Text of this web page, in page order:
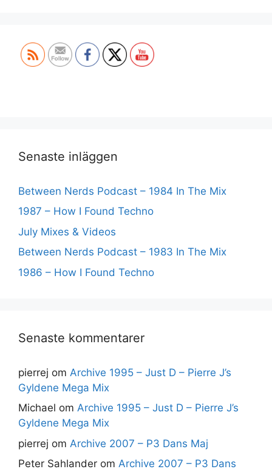
Senaste inläggen
Between Nerds Podcast – 1984 In The Mix
1987 – How I Found Techno
July Mixes & Videos
Between Nerds Podcast – 1983 In The Mix
1986 – How I Found Techno
Senaste kommentarer
pierrej om Archive 1995 – Just D – Pierre J’s
Gyldene Mega Mix
Michael om Archive 1995 – Just D – Pierre J’s
Gyldene Mega Mix
pierrej om Archive 2007 – P3 Dans Maj
Peter Sahlander om Archive 2007 – P3 Dans